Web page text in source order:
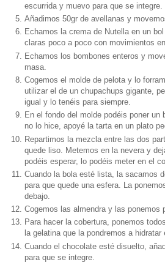
escurrida y muevo para que se integre.
Añadimos 50gr de avellanas y
Echamos la crema de Nutella en un
claras poco a poco con movimientos
Echamos los bombones enteros y
masa.
Cogemos el molde de pelota y lo
utilizar el de un chupachups gigante,
igual y lo tenéis para siempre.
En el fondo del molde podéis poner
no lo hice, apoyé la tarta en un plato
Repartimos la mezcla entre las dos
quede liso. Metemos en la nevera y
podéis esperar, lo podéis meter en el
Cuando la bola esté lista, la sacamos
para que quede una esfera. La
debajo.
Cogemos las almendra y las ponemos
Para hacer la cobertura, ponemos
la gelatina que la pondremos a hidratar
Cuando el chocolate esté disuelto,
para que se integre.